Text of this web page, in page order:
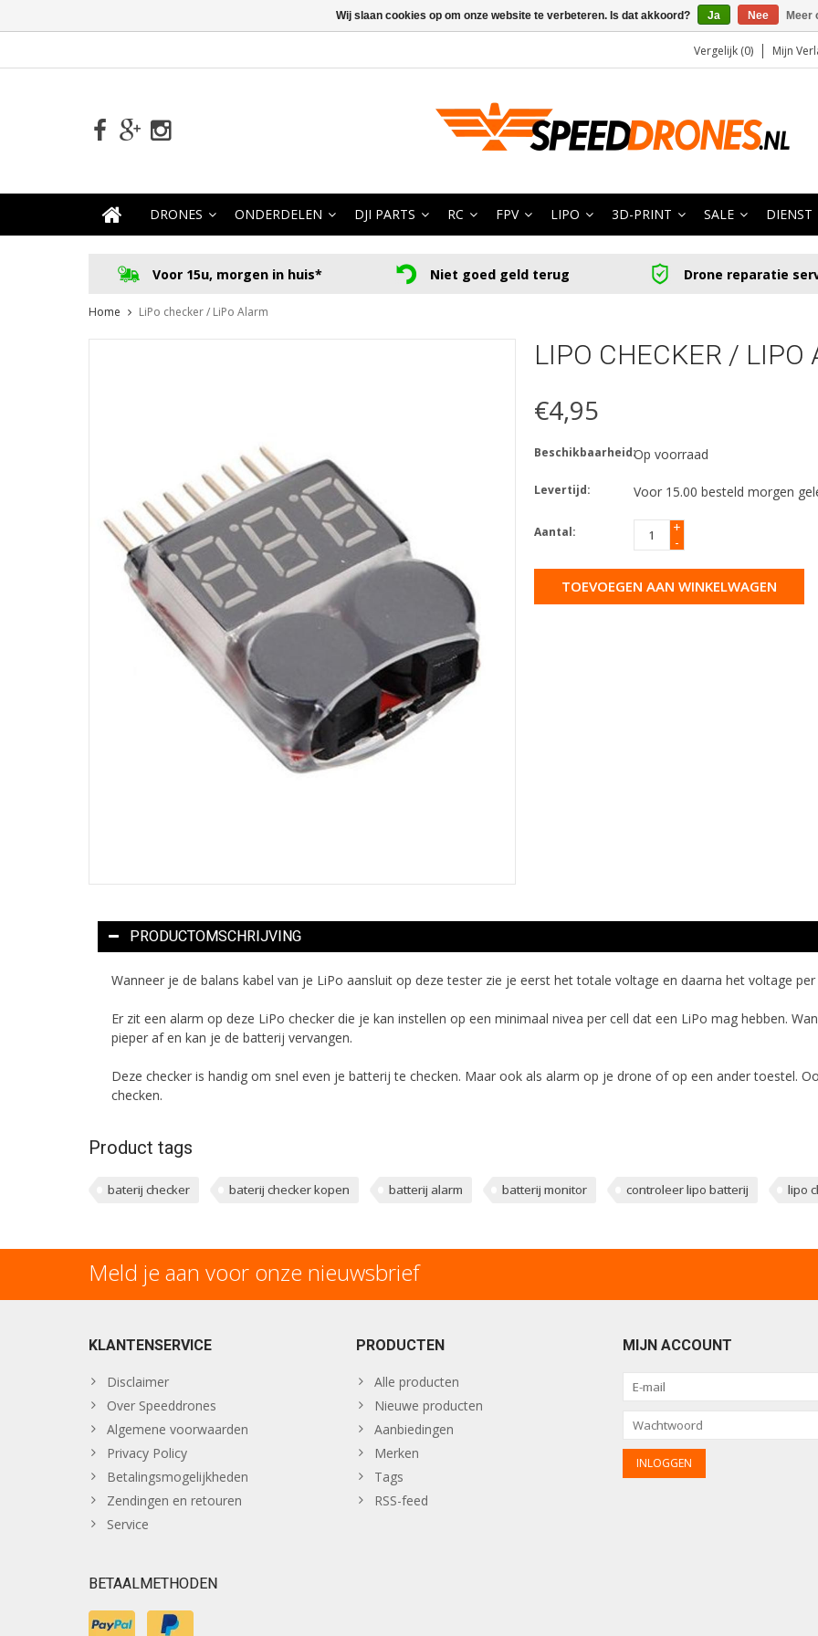
Vergelijk (0) Mijn
DRONES ONDERDELEN DJI PARTS RC FPV LIPO 3D-PRINT SALE DIENST
Voor 15u, morgen in huis* Niet goed geld terug Drone reparatie
Home LiPo checker / LiPo Alarm
LIPO CHECKER / LIPO
€4,95
Beschikbaarheid:Op voorraad
Levertijd: Voor 15.00 besteld morgen
Aantal:
+
-
TOEVOEGEN AAN WINKELWAGEN
PRODUCTOMSCHRIJVING
Wanneer je de balans kabel van je LiPo aansluit op deze tester zie je eerst het totale voltage en daarna het voltage per
Er zit een alarm op deze LiPo checker die je kan instellen op een minimaal nivea per cell dat een LiPo mag hebben.
pieper af en kan je de batterij vervangen.
Deze checker is handig om snel even je batterij te checken. Maar ook als alarm op je drone of op een ander toestel.
checken.
Product tags
baterij checker baterij checker kopen batterij alarm batterij monitor controleer lipo batterij lipo
Meld je aan voor onze nieuwsbrief
KLANTENSERVICE
Disclaimer
Over Speeddrones
Algemene voorwaarden
Privacy Policy
Betalingsmogelijkheden
Zendingen en retouren
Service
PRODUCTEN
Alle producten
Nieuwe producten
Aanbiedingen
Merken
Tags
RSS-feed
MIJN ACCOUNT
BETAALMETHODEN
Wij slaan cookies op om onze website te verbeteren. Is dat akkoord? Ja Nee Meer